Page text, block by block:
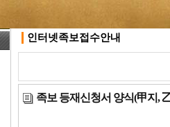
인터넷족보접수안내
족보 등재신청서 양식(甲지,